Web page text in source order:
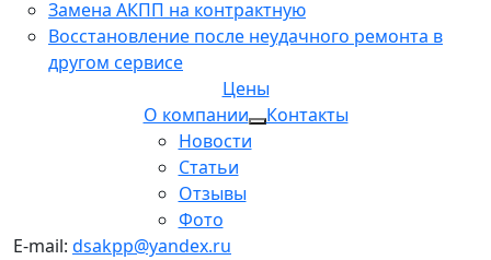
Замена АКПП на контрактную
Восстановление после неудачного ремонта в
другом сервисе
Цены
О компании
Новости
Статьи
Отзывы
Фото
Контакты
E-mail: dsakpp@yandex.ru